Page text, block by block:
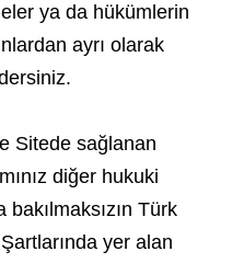
ya da hükümlerin
ayrı olarak
Sitede sağlanan
diğer hukuki
Türk
yer alan